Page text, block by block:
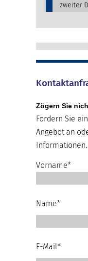
zweiter
Zögern Sie
Fordern Sie
Angebot an
Vorname*
Name*
E-Mail*